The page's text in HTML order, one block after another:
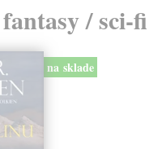
/ sci-fi
na sklade